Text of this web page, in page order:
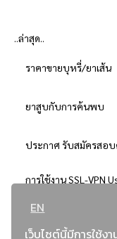
EN
เว็บไซต์นี้มีการใช้ง
..ล่าสุด..
ราคาขายบุหรี่/ยาเส้น
ยาสูบกับการค้นพบ
ประกาศ รับสมัครสอบ
การใช้งาน SSL-VPN
..ยอดนิยม..